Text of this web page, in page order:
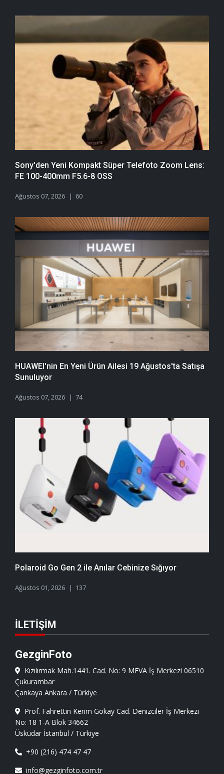
Sony'den Yeni Kompakt Süper Telefoto Zoom Lens:
FE 100-400mm F5.6-8 OSS
Ağustos 07, 2026 60
HUAWEI'nin En Yeni Ürün Ailesi 19 Ağustos'ta Satışa
Sunuluyor
Ağustos 07, 2026 74
Polaroid Go Gen 2 ile Anılar Cebinize Sığıyor
Ağustos 01, 2026 137
İLETIŞIM
GezginFoto
Kızılırmak Mah.1441. Cad. No: 9 MEVA İş Merkezi 06510
Çukurambar
Çankaya Ankara / Türkiye
Prof. Fahrettin Kerim Gökay Cad. Denizciler İş Merkezi
No: 18 1-A Blok 34662
Üsküdar İstanbul / Türkiye
+90 (216) 474 47 47
info@gezginfoto.com.tr